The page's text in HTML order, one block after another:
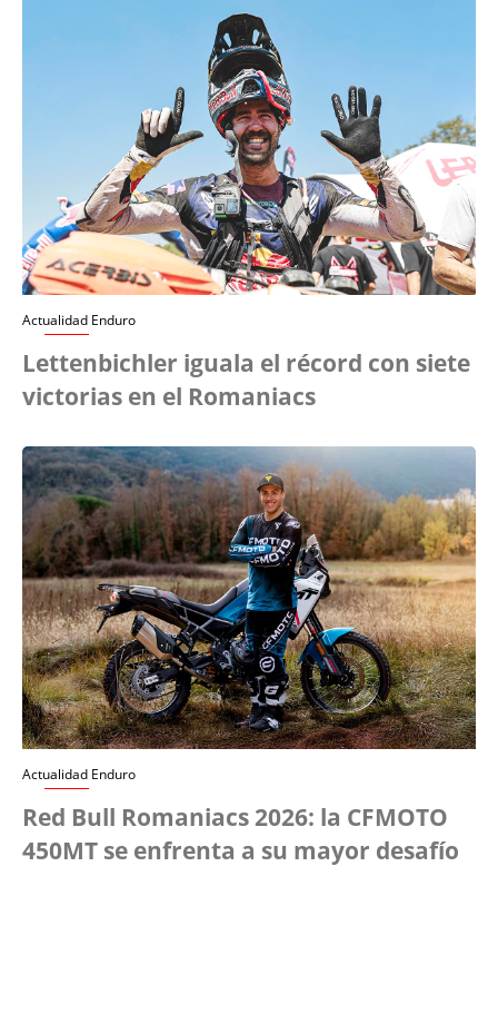
Actualidad Enduro
Lettenbichler iguala el récord con siete
victorias en el Romaniacs
Actualidad Enduro
Red Bull Romaniacs 2026: la CFMOTO
450MT se enfrenta a su mayor desafío